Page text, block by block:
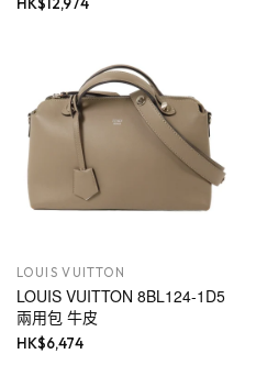
LOUIS VUITTON
LOUIS VUITTON 8BL124-1D5
兩用包 牛皮
HK$6,474